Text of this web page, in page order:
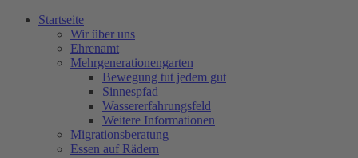
Startseite
Wir über uns
Ehrenamt
Mehrgenerationengarten
Bewegung tut jedem gut
Sinnespfad
Wassererfahrungsfeld
Weitere Informationen
Migrationsberatung
Essen auf Rädern